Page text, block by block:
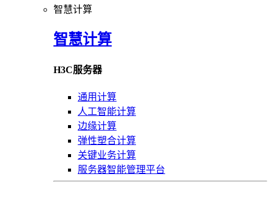
智慧计算
智慧计算
H3C服务器
通用计算
人工智能计算
边缘计算
弹性塑合计算
关键业务计算
服务器智能管理平台